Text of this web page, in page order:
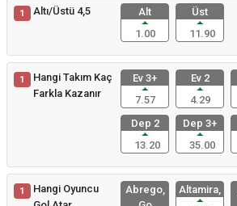
1 Altı/Üstü 4,5
Alt
1.00
Üst
11.90
1
Hangi Takım Kaç
Farkla Kazanır
Ev 3+
7.57
Ev 2
4.29
Dep 2
13.20
Dep 3+
35.00
1
Hangi Oyuncu
Abrego,
Altamira,